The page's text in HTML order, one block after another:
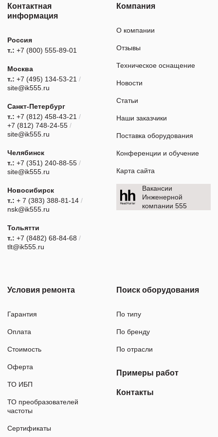
Контактная
информация
Россия
т.: +7 (800) 555-89-01
Москва
т.: +7 (495) 134-53-21 /
site@ik555.ru
Санкт-Петербург
т.: +7 (812) 458-43-21 /
+7 (812) 748-24-55 /
site@ik555.ru
Челябинск
т.: +7 (351) 240-88-55 /
site@ik555.ru
Новосибирск
т.: + 7 (383) 388-81-14 /
nsk@ik555.ru
Тольятти
т.: +7 (8482) 68-84-68 /
tlt@ik555.ru
Компания
О компании
Отзывы
Техническое оснащение
Новости
Статьи
Наши заказчики
Поставка оборудования
Конференции и обучение
Карта сайта
Вакансии
Инженерной
компании 555
Условия ремонта
Гарантия
Оплата
Стоимость
Оферта
ТО ИБП
ТО преобразователей
частоты
Сертификаты
Поиск оборудования
По типу
По бренду
По отрасли
Примеры работ
Контакты